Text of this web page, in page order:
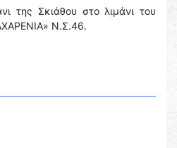
της Σκιάθου στο λιμάνι του
Ν.Σ.46.